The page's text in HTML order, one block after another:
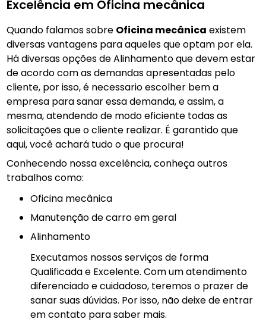
Excelência em Oficina mecânica
Quando falamos sobre Oficina mecânica existem
diversas vantagens para aqueles que optam por ela.
Há diversas opções de Alinhamento que devem estar
de acordo com as demandas apresentadas pelo
cliente, por isso, é necessario escolher bem a
empresa para sanar essa demanda, e assim, a
mesma, atendendo de modo eficiente todas as
solicitações que o cliente realizar. É garantido que
aqui, você achará tudo o que procura!
Conhecendo nossa excelência, conheça outros
trabalhos como:
Oficina mecânica
manutenção de carro em geral
Alinhamento
Executamos nossos serviços de forma
Qualificada e Excelente. Com um atendimento
diferenciado e cuidadoso, teremos o prazer de
sanar suas dúvidas. Por isso, não deixe de entrar
em contato para saber mais.